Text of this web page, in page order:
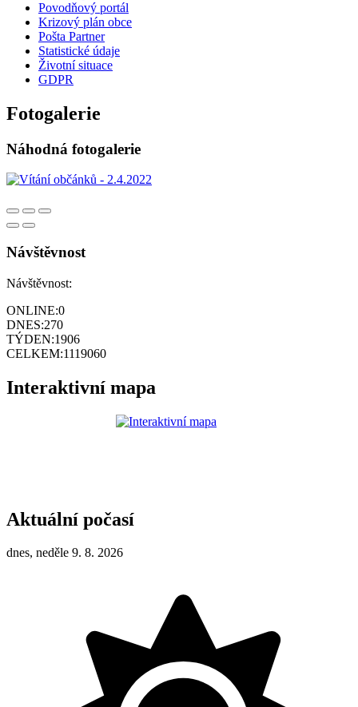
Povodňový portál
Krizový plán obce
Pošta Partner
Statistické údaje
Životní situace
GDPR
Fotogalerie
Náhodná fotogalerie
Návštěvnost
Návštěvnost:
ONLINE:0
DNES:270
TÝDEN:1906
CELKEM:1119060
Interaktivní mapa
Aktuální počasí
dnes, neděle 9. 8. 2026